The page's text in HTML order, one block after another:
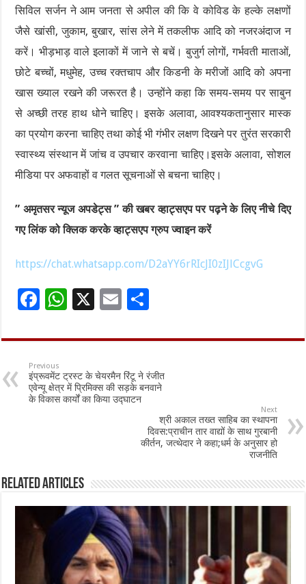
सिविल सर्जन ने आम जनता से अपील की कि वे कोविड के हल्के लक्षणों
जैसे खांसी, जुकाम, बुखार, सांस लेने में तकलीफ आदि को नजरअंदाज न
करें। भीड़भाड़ वाले इलाकों में जाने से बचें। बुजुर्ग लोगों, गर्भवती माताओं,
छोटे बच्चों, मधुमेह, उच्च रक्तचाप और किडनी के मरीजों आदि को अपना
खास ख्याल रखने की जरूरत है। उन्होंने कहा कि समय-समय पर साबुन
से अच्छी तरह हाथ धोने चाहिए। इसके अलावा, आवश्यकतानुसार मास्क
का प्रयोग करना चाहिए तथा कोई भी गंभीर लक्षण दिखने पर तुरंत सरकारी
स्वास्थ्य संस्थान में जांच व उपचार करवाना चाहिए।इसके अलावा, सोशल
मीडिया पर अफवाहों व गलत सूचनाओं से बचना चाहिए।
” अमृतसर न्यूज अपडेट्स ” की खबर व्हाट्सएप पर पढ़ने के लिए नीचे दिए
गए लिंक को क्लिक करके व्हाट्सएप ग्रुप ज्वाइन करें
https://chat.whatsapp.com/D2aYY6rRIcJI0zIJlCcgvG
F
e
b
o
o
W
at
sA
p
p
X
E
ai
l
ar
e
Previous
इंप्रूवमेंट ट्रस्ट के चेयरमैन रिंटू ने रंजीत
एवेन्यू क्षेत्र में प्रिमिक्स की सड़के बनवाने
के विकास कार्यों का किया उद्घाटन
Next
श्री अकाल तख्त साहिब का स्थापना
दिवस:प्राचीन तार वाद्यों के साथ गुरबानी
कीर्तन, जत्थेदार ने कहा;धर्म के अनुसार हो
राजनीति
Related Articles